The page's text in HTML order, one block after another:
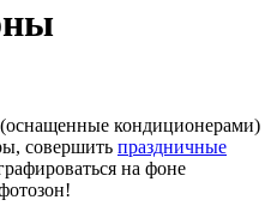
кондиционерами)
совершить праздничные
на фоне